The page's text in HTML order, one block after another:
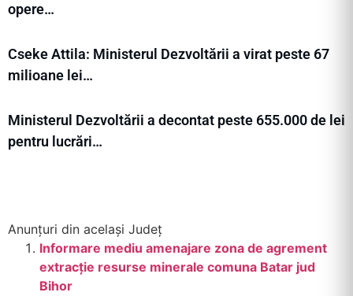
opere…
Cseke Attila: Ministerul Dezvoltării a virat peste 67
milioane lei…
Ministerul Dezvoltării a decontat peste 655.000 de lei
pentru lucrări…
Anunțuri din același Județ
Informare mediu amenajare zona de agrement
extracție resurse minerale comuna Batar jud
Bihor